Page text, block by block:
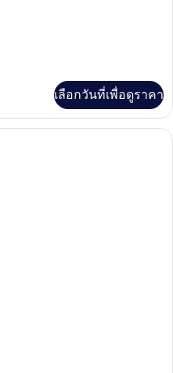
เลือกวันที่เพื่อดูราคา